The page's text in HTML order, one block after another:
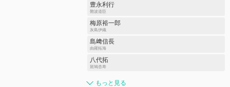
豊永利行
難波道臣
梅原裕一郎
灰島伊織
島﨑信長
由羅拓海
八代拓
斑鳩杏寿
もっと見る